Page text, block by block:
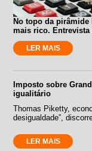
No topo da pirâmide
mais rico.
LER MAIS
Imposto sobre
igualitário
Thomas Piketty,
desigualdade”,
LER MAIS